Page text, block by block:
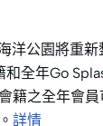
洋公園將重
和全年Go
籍之全年會
詳情